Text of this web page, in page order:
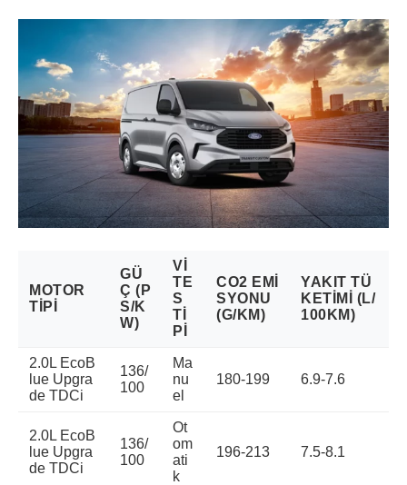
MOTOR
TIPI
GÜ
Ç (P
S/K
W)
VI
TE
S
TI
PI
CO2 EMI
SYONU
(G/KM)
YAKIT TÜ
KETIMI (L/
100KM)
2.0L EcoB
lue Upgra
de TDCi
136/
100
Ma
nu
el
180-199 6.9-7.6
2.0L EcoB
lue Upgra
de TDCi
136/
100
Ot
om
ati
k
196-213 7.5-8.1